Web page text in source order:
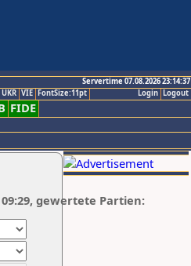
Servertime 07.08.2026 23:14:37
Logout
Login
UKR VIE FontSize:11pt
FIDE
09:29, gewertete Partien: